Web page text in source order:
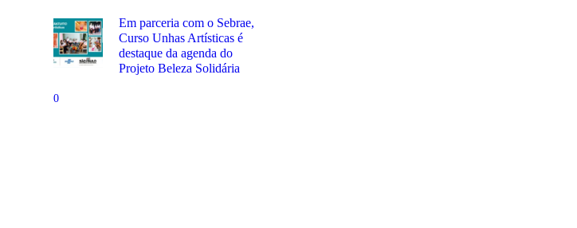
Em parceria com o Sebrae,
Curso Unhas Artísticas é
destaque da agenda do
Projeto Beleza Solidária
0